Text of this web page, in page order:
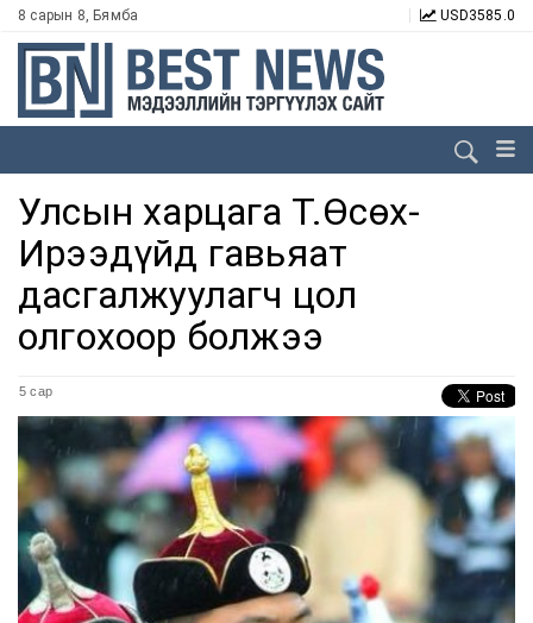
8 сарын 8, Бямба USD3585.0
Улсын харцага Т.Өсөх-
Ирээдүйд гавьяат
дасгалжуулагч цол
олгохоор болжээ
5 сар